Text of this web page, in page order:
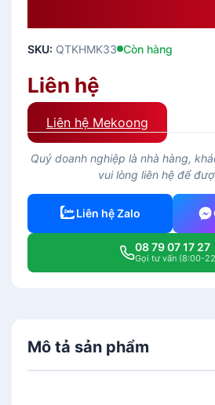
SKU: QTKHMK33 Còn hàng
Liên hệ
Liên hệ Mekoong
Quý doanh nghiệp là nhà hàng,
vui lòng liên hệ để
Liên hệ Zalo
08 79 07 17 27
Gọi tư vấn (8:00-
Mô tả sản phẩm